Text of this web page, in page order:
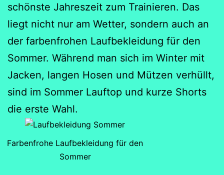
schönste Jahreszeit zum Trainieren. Das
liegt nicht nur am Wetter, sondern auch an
der farbenfrohen Laufbekleidung für den
Sommer. Während man sich im Winter mit
Jacken, langen Hosen und Mützen verhüllt,
sind im Sommer Lauftop und kurze Shorts
die erste Wahl.
Farbenfrohe Laufbekleidung für den
Sommer